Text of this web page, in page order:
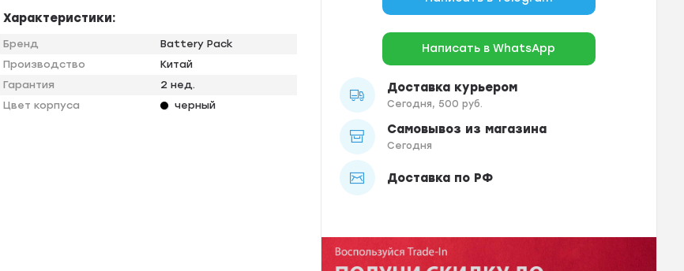
Характеристики:
Бренд
Battery Pack
Производство
Китай
Гарантия
2 нед.
Цвет корпуса
черный
Написать в WhatsApp
Доставка курьером
Сегодня, 500 руб.
Самовывоз из магазина
Сегодня
Доставка по РФ